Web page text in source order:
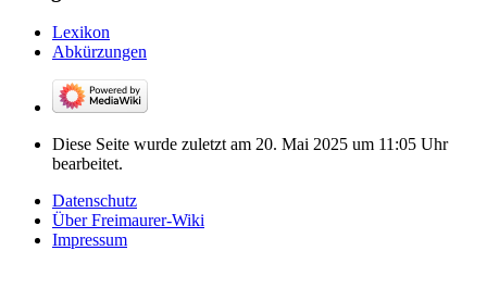
Lexikon
Abkürzungen
Diese Seite wurde zuletzt am 20. Mai 2025 um 11:05 Uhr
bearbeitet.
Datenschutz
Über Freimaurer-Wiki
Impressum